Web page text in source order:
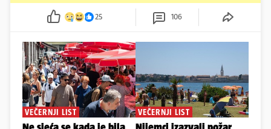
25 106